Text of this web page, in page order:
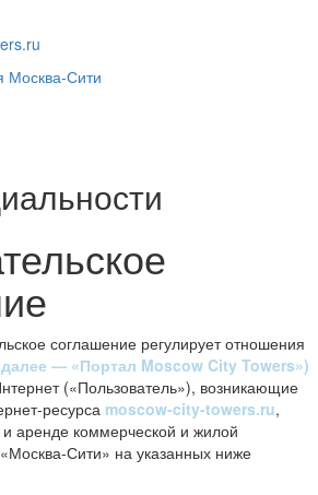
Москва-Сити
соглашение регулирует отношения
— «Портал Moscow City Towers»)
(«Пользователь»), возникающие
ресурса moscow-city-towers.ru,
аренде коммерческой и жилой
Сити» на указанных ниже